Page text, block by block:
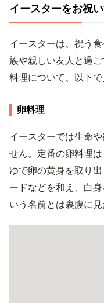
イースターをお祝
イースターは、祝う
族や親しい友人と過
料理について、以下で
卵料理
イースターでは生命
せん。定番の卵料理
ゆで卵の黄身を取り
ードなどを和え、白
いう名前とは裏腹に